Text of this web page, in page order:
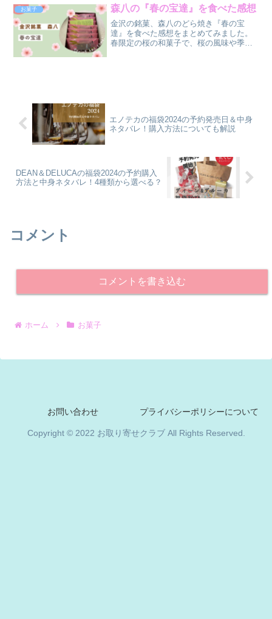
力をご紹介します。セブンイレブンでし
か手に入らないこの逸品をお試しあれ！
お菓子 森八の『春の宝達』を食べた感想
金沢の銘菓、森八のどら焼き『春の宝
達』を食べた感想をまとめてみました。
春限定の桜の和菓子で、桜の風味や季節
エノテカの福袋2024の予約発売日＆中身
ネタバレ！購入方法についても解説
DEAN＆DELUCAの福袋2024の予約購入
方法と中身ネタバレ！4種類から選べる？
コメント
コメントを書き込む
ホーム お菓子
お問い合わせ プライバシーポリシーについて
Copyright © 2022 お取り寄せクラブ All Rights Reserved.